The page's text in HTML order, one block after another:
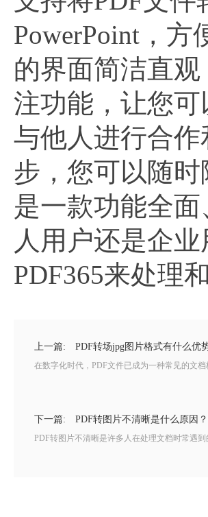
PowerPoint，
的界面简洁直
注功能，让您
与他人进行合
步，您可以随时
是一款功能全
人用户还是企
PDF365来处理
上一篇: PDF转场jpg图片格式有什么优
在数字化时代，PDF文件已成为一种常见的文
下一篇: PDF转图片不清晰是什么原因
PDF转图片不清晰是许多人在处理文档时常遇